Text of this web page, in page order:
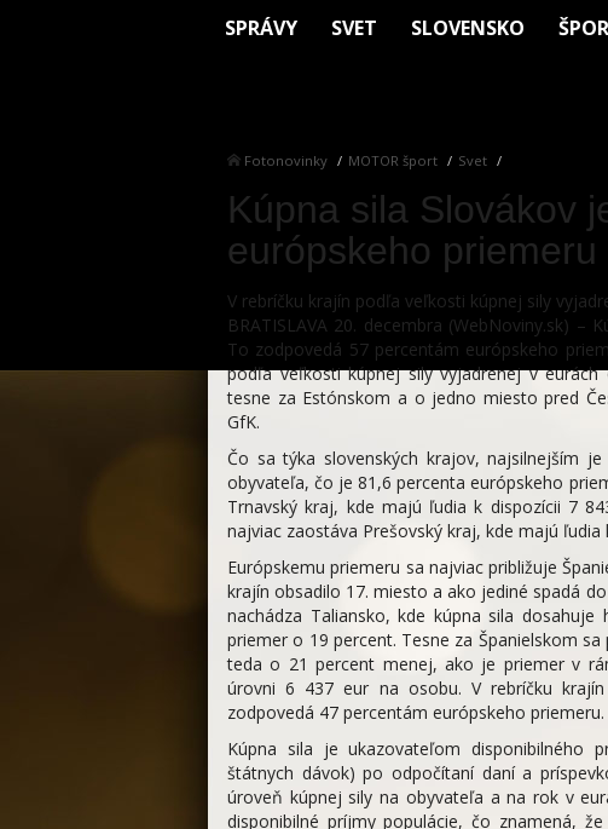
SPRÁVY SVET SLOVENSKO
Fotonovinky MOTOR šport Svet
Kúpna sila Slovákov
európskeho priemeru
V rebríčku krajín podľa veľkosti kúpnej sily
BRATISLAVA 20. decembra (WebNoviny.sk) –
To zodpovedá 57 percentám európskeho
podľa veľkosti kúpnej sily vyjadrenej v
tesne za Estónskom a o jedno miesto pred
GfK.
Čo sa týka slovenských krajov, najsilnejším
obyvateľa, čo je 81,6 percenta európskeho
Trnavský kraj, kde majú ľudia k dispozícii 7
najviac zaostáva Prešovský kraj, kde majú
Európskemu priemeru sa najviac približuje
krajín obsadilo 17. miesto a ako jediné spadá
nachádza Taliansko, kde kúpna sila
priemer o 19 percent. Tesne za Španielskom
teda o 21 percent menej, ako je priemer v
úrovni 6 437 eur na osobu. V rebríčku
zodpovedá 47 percentám európskeho priemeru.
Kúpna sila je ukazovateľom disponibilného
štátnych dávok) po odpočítaní daní a
úroveň kúpnej sily na obyvateľa a na rok v
disponibilné príjmy populácie, čo znamená,